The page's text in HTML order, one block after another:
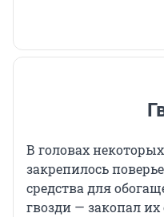
В головах
закрепилось
средства для
гвозди — закопал